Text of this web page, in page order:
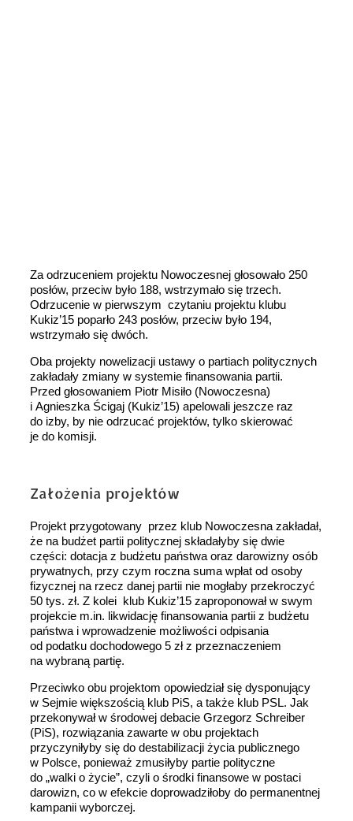
Za odrzuceniem projektu Nowoczesnej głosowało 250
posłów, przeciw było 188, wstrzymało się trzech.
Odrzucenie w pierwszym czytaniu projektu klubu
Kukiz’15 poparło 243 posłów, przeciw było 194,
wstrzymało się dwóch.
Oba projekty nowelizacji ustawy o partiach politycznych
zakładały zmiany w systemie finansowania partii.
Przed głosowaniem Piotr Misiło (Nowoczesna)
i Agnieszka Ścigaj (Kukiz’15) apelowali jeszcze raz
do izby, by nie odrzucać projektów, tylko skierować
je do komisji.
Założenia projektów
Projekt przygotowany przez klub Nowoczesna zakładał,
że na budżet partii politycznej składałyby się dwie
części: dotacja z budżetu państwa oraz darowizny osób
prywatnych, przy czym roczna suma wpłat od osoby
fizycznej na rzecz danej partii nie mogłaby przekroczyć
50 tys. zł. Z kolei klub Kukiz’15 zaproponował w swym
projekcie m.in. likwidację finansowania partii z budżetu
państwa i wprowadzenie możliwości odpisania
od podatku dochodowego 5 zł z przeznaczeniem
na wybraną partię.
Przeciwko obu projektom opowiedział się dysponujący
w Sejmie większością klub PiS, a także klub PSL. Jak
przekonywał w środowej debacie Grzegorz Schreiber
(PiS), rozwiązania zawarte w obu projektach
przyczyniłyby się do destabilizacji życia publicznego
w Polsce, ponieważ zmusiłyby partie polityczne
do „walki o życie”, czyli o środki finansowe w postaci
darowizn, co w efekcie doprowadziłoby do permanentnej
kampanii wyborczej.